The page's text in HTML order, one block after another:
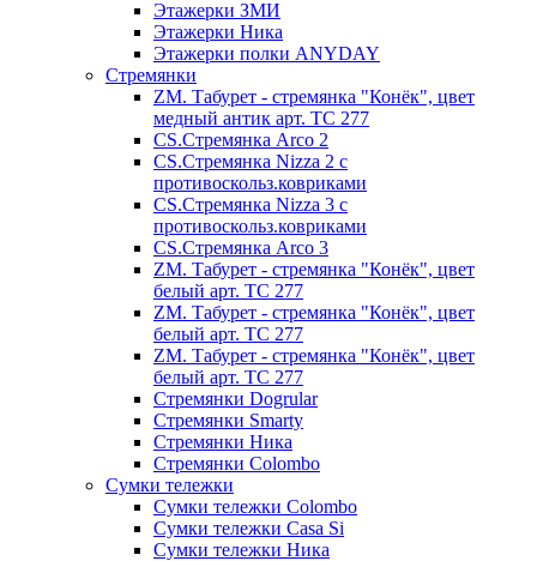
Этажерки ЗМИ
Этажерки Ника
Этажерки полки ANYDAY
Стремянки
ZM. Табурет - стремянка "Конёк", цвет
медный антик арт. ТС 277
CS.Стремянка Arco 2
CS.Стремянка Nizza 2 с
противоскольз.ковриками
CS.Стремянка Nizza 3 с
противоскольз.ковриками
CS.Стремянка Arco 3
ZM. Табурет - стремянка "Конёк", цвет
белый арт. ТС 277
ZM. Табурет - стремянка "Конёк", цвет
белый арт. ТС 277
ZM. Табурет - стремянка "Конёк", цвет
белый арт. ТС 277
Стремянки Dogrular
Стремянки Smarty
Стремянки Ника
Стремянки Сolombo
Сумки тележки
Сумки тележки Colombo
Сумки тележки Сasa Si
Сумки тележки Ника